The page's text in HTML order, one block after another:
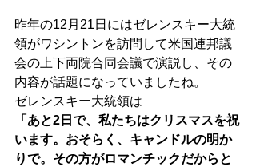
昨年の12月21日にはゼレンスキー大統
領がワシントンを訪問して米国連邦議
会の上下両院合同会議で演説し、その
内容が話題になっていましたね。
ゼレンスキー大統領は
「あと2日で、私たちはクリスマスを祝
います。おそらく、キャンドルの明か
りで。その方がロマンチックだからと